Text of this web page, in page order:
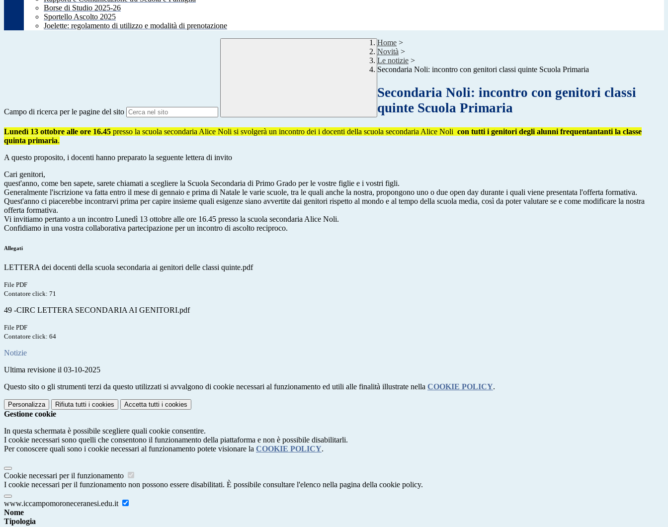
Borse di Studio 2025-26
Sportello Ascolto 2025
Joelette: regolamento di utilizzo e modalità di prenotazione
Campo di ricerca per le pagine del sito
Home >
Novità >
Le notizie >
Secondaria Noli: incontro con genitori classi quinte Scuola Primaria
Secondaria Noli: incontro con genitori classi
quinte Scuola Primaria
Lunedì 13 ottobre alle ore 16.45 presso la scuola secondaria Alice Noli si svolgerà un incontro dei i docenti della scuola secondaria Alice Noli con tutti i genitori degli alunni frequentantanti la classe
quinta primaria.
A questo proposito, i docenti hanno preparato la seguente lettera di invito
Cari genitori,
quest'anno, come ben sapete, sarete chiamati a scegliere la Scuola Secondaria di Primo Grado per le vostre figlie e i vostri figli.
Generalmente l'iscrizione va fatta entro il mese di gennaio e prima di Natale le varie scuole, tra le quali anche la nostra, propongono uno o due open day durante i quali viene presentata l'offerta formativa.
Quest'anno ci piacerebbe incontrarvi prima per capire insieme quali esigenze siano avvertite dai genitori rispetto al mondo e al tempo della scuola media, così da poter valutare se e come modificare la nostra
offerta formativa.
Vi invitiamo pertanto a un incontro Lunedì 13 ottobre alle ore 16.45 presso la scuola secondaria Alice Noli.
Confidiamo in una vostra collaborativa partecipazione per un incontro di ascolto reciproco.
Allegati
LETTERA dei docenti della scuola secondaria ai genitori delle classi quinte.pdf
File PDF
Contatore click: 71
49 -CIRC LETTERA SECONDARIA AI GENITORI.pdf
File PDF
Contatore click: 64
Notizie
Ultima revisione il 03-10-2025
Questo sito o gli strumenti terzi da questo utilizzati si avvalgono di cookie necessari al funzionamento ed utili alle finalità illustrate nella COOKIE POLICY.
Personalizza Rifiuta tutti i cookies Accetta tutti i cookies
Gestione cookie
In questa schermata è possibile scegliere quali cookie consentire.
I cookie necessari sono quelli che consentono il funzionamento della piattaforma e non è possibile disabilitarli.
Per conoscere quali sono i cookie necessari al funzionamento potete visionare la COOKIE POLICY.
Cookie necessari per il funzionamento
I cookie necessari per il funzionamento non possono essere disabilitati. È possibile consultare l'elenco nella pagina della cookie policy.
www.iccampomoroneceranesi.edu.it
Nome
Tipologia